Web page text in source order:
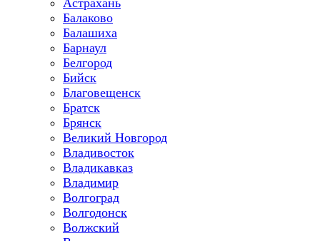
Астрахань
Балаково
Балашиха
Барнаул
Белгород
Бийск
Благовещенск
Братск
Брянск
Великий Новгород
Владивосток
Владикавказ
Владимир
Волгоград
Волгодонск
Волжский